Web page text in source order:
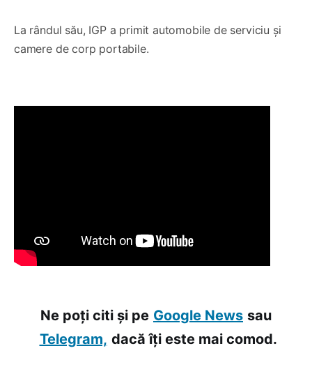
La rândul său, IGP a primit automobile de serviciu și
camere de corp portabile.
Ne poți citi și pe Google News sau
Telegram, dacă îți este mai comod.